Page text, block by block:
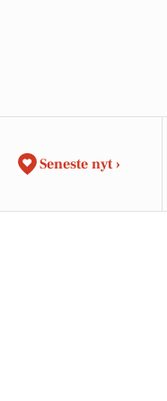
Seneste nyt ›